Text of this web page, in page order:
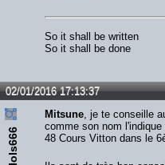
So it shall be written
So it shall be done
02/01/2016 17:13:37
Mitsune, je te conseille
comme son nom
48 Cours Vitton dans le